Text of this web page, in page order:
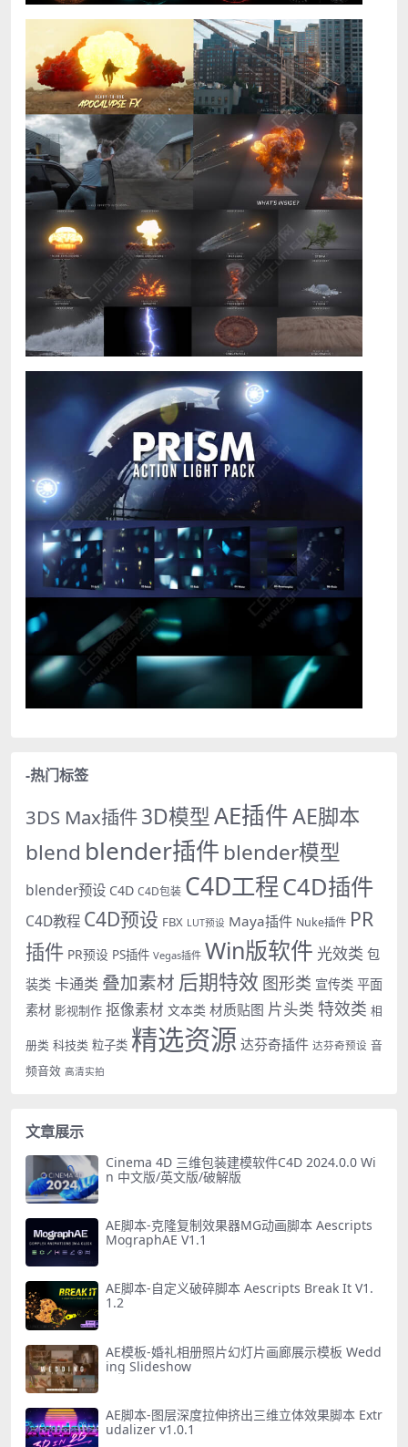
-热门标签
3DS Max插件3D模型AE插件AE脚本
blend blender插件 blender模型
blender预设 C4D C4D包装 C4D工程C4D插件
C4D教程 C4D预设 FBX LUT预设 Maya插件 Nuke插件 PR
插件 PR预设 PS插件 Vegas插件 Win版软件 光效类 包
装类 卡通类 叠加素材 后期特效 图形类 宣传类 平面
素材 影视制作 抠像素材 文本类 材质贴图 片头类 特效类 相
册类 科技类 粒子类 精选资源 达芬奇插件 达芬奇预设 音
频音效 高清实拍
文章展示
Cinema 4D 三维包装建模软件C4D 2024.0.0 Wi
n 中文版/英文版/破解版
AE脚本-克隆复制效果器MG动画脚本 Aescripts
MographAE V1.1
AE脚本-自定义破碎脚本 Aescripts Break It V1.
1.2
AE模板-婚礼相册照片幻灯片画廊展示模板 Wedd
ing Slideshow
AE脚本-图层深度拉伸挤出三维立体效果脚本 Extr
udalizer v1.0.1